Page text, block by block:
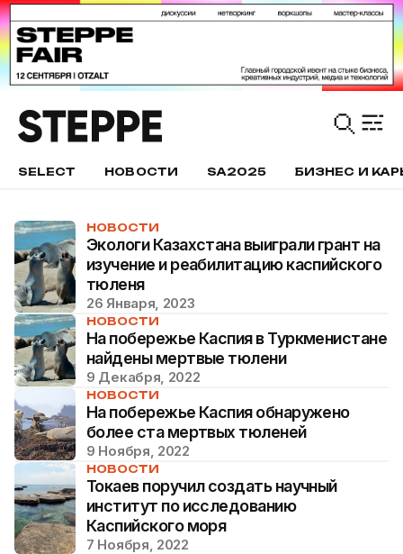
SELECT НОВОСТИ SA2025 БИЗНЕС И
НОВОСТИ
Экологи Казахстана выиграли грант на
изучение и реабилитацию каспийского
тюленя
26 Января, 2023
НОВОСТИ
На побережье Каспия в Туркменистане
найдены мертвые тюлени
9 Декабря, 2022
НОВОСТИ
На побережье Каспия обнаружено
более ста мертвых тюленей
9 Ноября, 2022
НОВОСТИ
Токаев поручил создать научный
институт по исследованию
Каспийского моря
7 Ноября, 2022